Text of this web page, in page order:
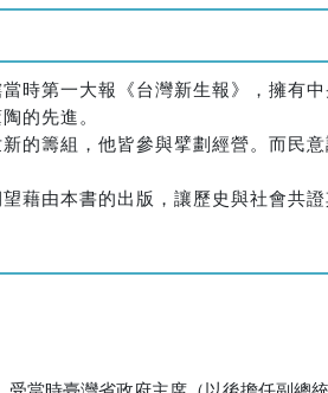
時第一大報《台灣新生報》，擁有
的先進。
的籌組，他皆參與擘劃經營。而民
由本書的出版，讓歷史與社會共證